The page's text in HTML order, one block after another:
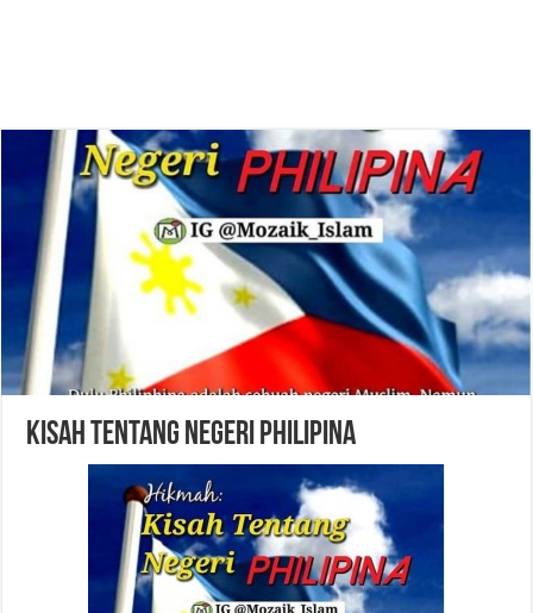
Kisah Tentang Negeri Philipina